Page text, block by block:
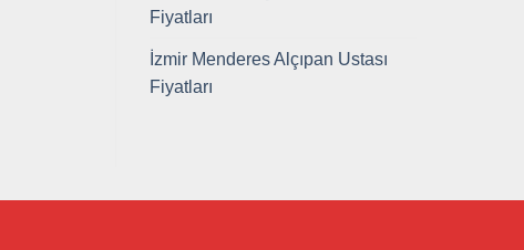
Fiyatları
İzmir Menderes Alçıpan Ustası
Fiyatları